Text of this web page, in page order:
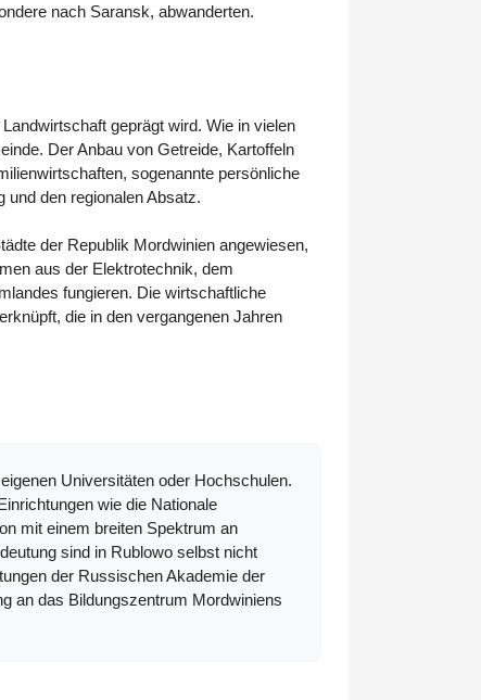
nach Saransk, abwanderten.
geprägt wird. Wie in vielen
Der Anbau von Getreide, Kartoffeln
sogenannte persönliche
und den regionalen Absatz.
der Republik Mordwinien angewiesen,
aus der Elektrotechnik, dem
fungieren. Die wirtschaftliche
die in den vergangenen Jahren
Universitäten oder Hochschulen.
wie die Nationale
mit einem breiten Spektrum an
sind in Rublowo selbst nicht
der Russischen Akademie der
an das Bildungszentrum Mordwiniens